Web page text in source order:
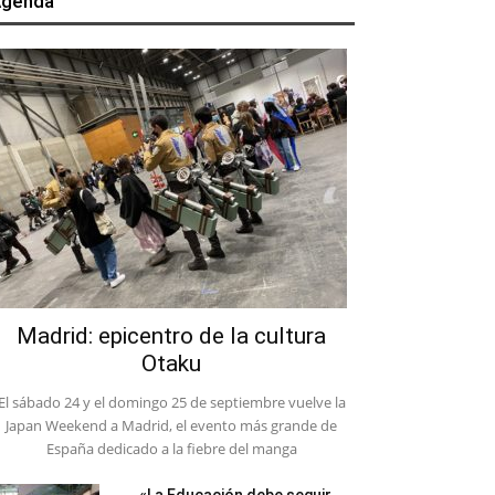
Madrid: epicentro de la cultura
Otaku
sábado 24 y el domingo 25 de septiembre vuelve la
Japan Weekend a Madrid, el evento más grande de
España dedicado a la fiebre del manga